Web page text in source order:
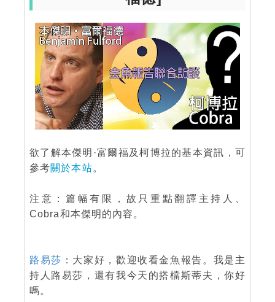
欲了解本傑明·富爾福及柯博拉的基本資訊，可
參考關於本站。
注意：篇幅有限，故只重點翻譯主持人、
Cobra和本傑明的內容。
路易莎 ：大家好，歡迎收看金魚報告。我是主
持人路易莎，還有我今天的搭檔斯蒂夫，你好
嗎。